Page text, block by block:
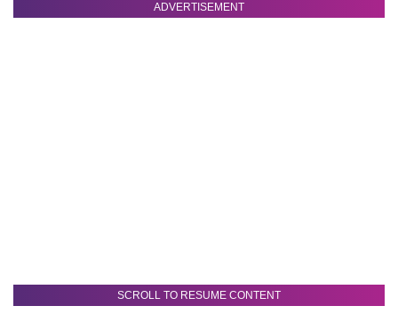
ADVERTISEMENT
SCROLL TO RESUME CONTENT